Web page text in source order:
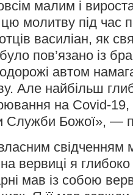
малим і
молитву під час
отців василіан, як
пов’язано із
автом
Але найбільш
на Covid-
Служби Божої», —
вервиці я
мав із собою